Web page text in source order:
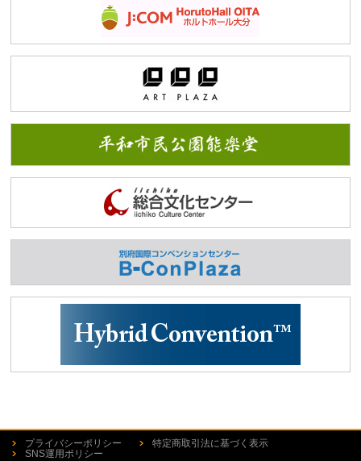
プライバシーポリシー
特定商取引法に基づく表示
SNS運用ポリシー